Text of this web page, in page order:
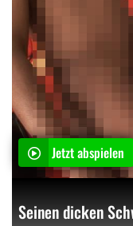
Jetzt abspielen
Seinen dicken